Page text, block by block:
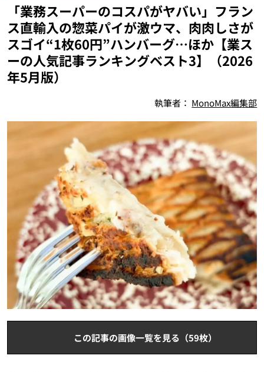
「業務スーパーのコスパがヤバい」フラン
ス直輸入の惣菜パイが激ウマ、肉肉しさが
スゴイ“1枚60円”ハンバーグ…ほか【業ス
ーの人気記事ランキングベスト3】（2026
年5月版）
執筆者： MonoMax編集部
この記事の画像一覧を見る（59枚）